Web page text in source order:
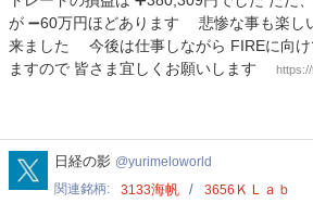
が ➖60万円ほどあります 悲惨な事も楽し
来ました 今後は仕事しながら FIREに向け
ますので 皆さま宜しくお願いします
yurimeloworld
日経の影 yurimeloworld
関連銘柄
3133海帆 3656 ＫＬａｂ